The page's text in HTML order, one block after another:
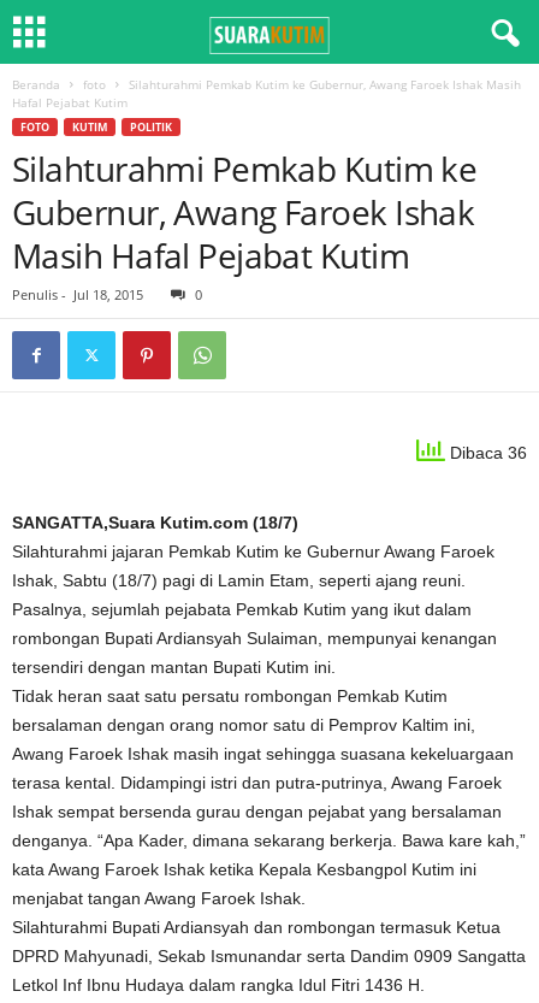
Beranda foto
Silahturahmi Pemkab Kutim ke Gubernur, Awang Faroek Ishak Masih
Hafal Pejabat Kutim
FOTO KUTIM POLITIK
Silahturahmi Pemkab Kutim ke
Gubernur, Awang Faroek Ishak
Masih Hafal Pejabat Kutim
Penulis - Jul 18, 2015 0
Dibaca 36
SANGATTA,Suara Kutim.com (18/7)
Silahturahmi jajaran Pemkab Kutim ke Gubernur Awang Faroek
Ishak, Sabtu (18/7) pagi di Lamin Etam, seperti ajang reuni.
Pasalnya, sejumlah pejabata Pemkab Kutim yang ikut dalam
rombongan Bupati Ardiansyah Sulaiman, mempunyai kenangan
tersendiri dengan mantan Bupati Kutim ini.
Tidak heran saat satu persatu rombongan Pemkab Kutim
bersalaman dengan orang nomor satu di Pemprov Kaltim ini,
Awang Faroek Ishak masih ingat sehingga suasana kekeluargaan
terasa kental. Didampingi istri dan putra-putrinya, Awang Faroek
Ishak sempat bersenda gurau dengan pejabat yang bersalaman
denganya. “Apa Kader, dimana sekarang berkerja. Bawa kare kah,”
kata Awang Faroek Ishak ketika Kepala Kesbangpol Kutim ini
menjabat tangan Awang Faroek Ishak.
Silahturahmi Bupati Ardiansyah dan rombongan termasuk Ketua
DPRD Mahyunadi, Sekab Ismunandar serta Dandim 0909 Sangatta
Letkol Inf Ibnu Hudaya dalam rangka Idul Fitri 1436 H.